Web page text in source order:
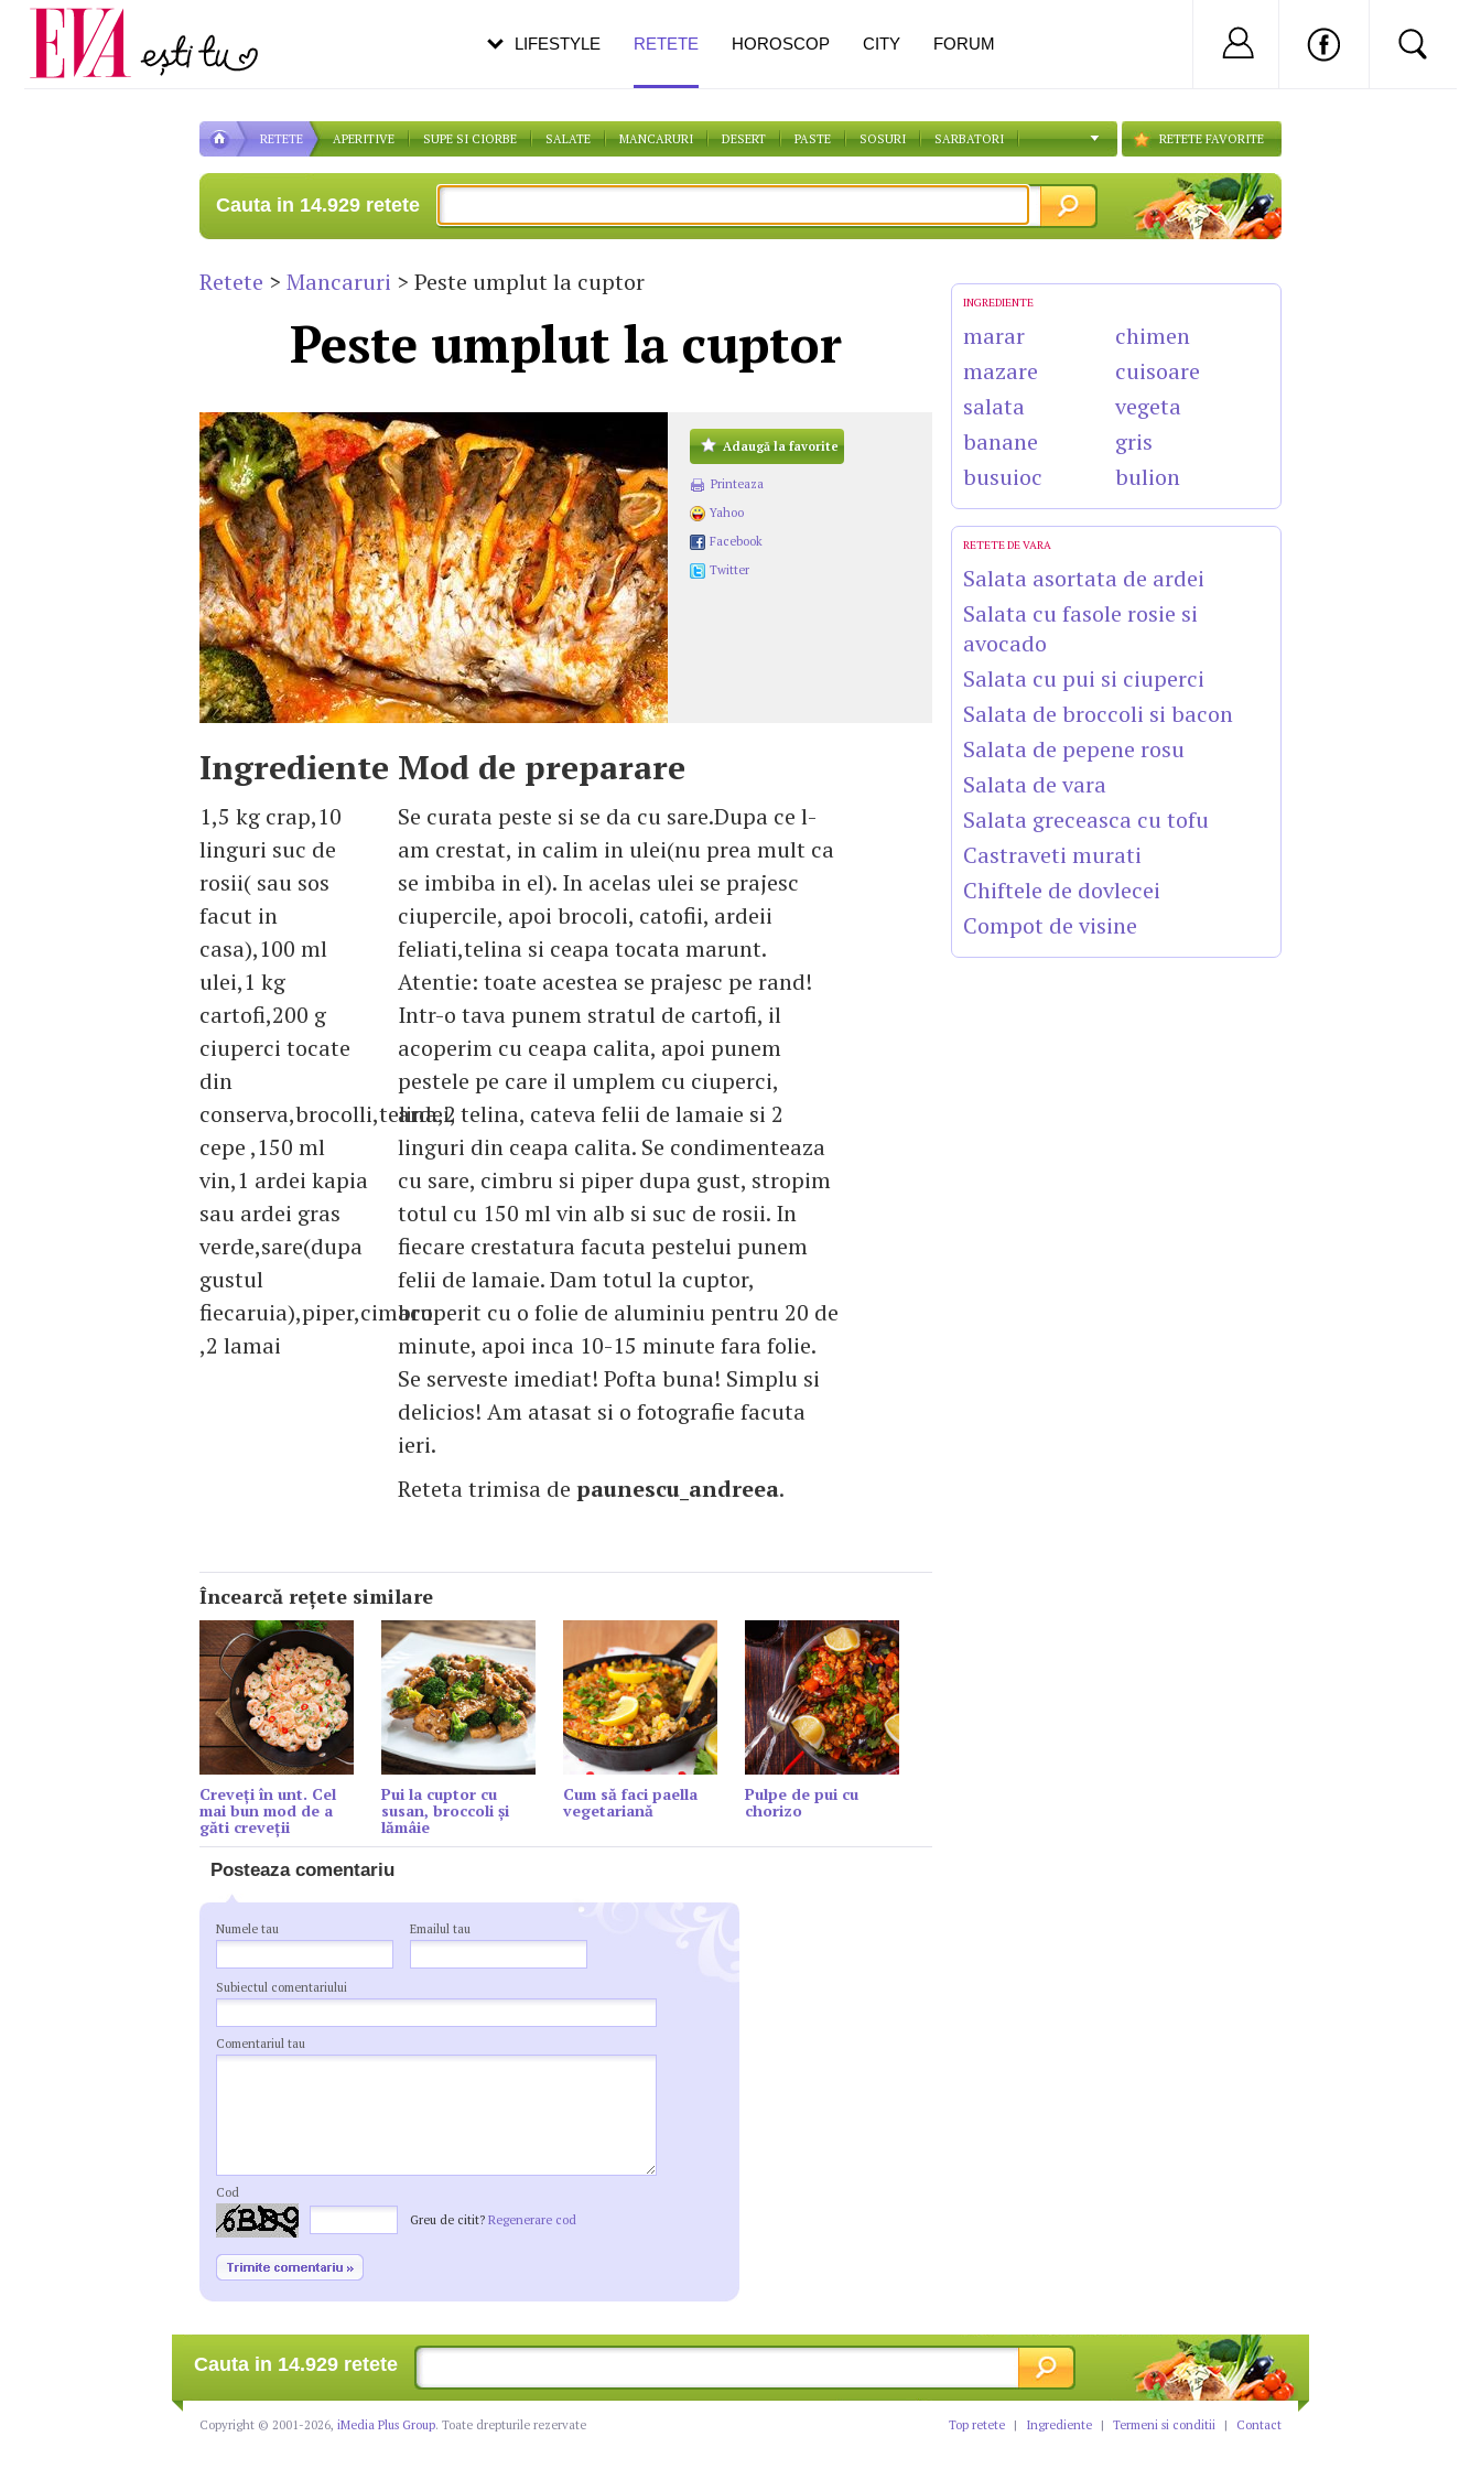
RETETE APERITIVE SUPE SI CIORBE SALATE MANCARURI DESERT PASTE SOSURI SARBATORI RETETE FAVORITE
Cauta in 14.929 retete
Retete > Mancaruri > Peste umplut la cuptor
Peste umplut la cuptor
Adaugă la favorite
Printeaza
Yahoo
Facebook
Twitter
Ingrediente
1,5 kg crap,10
linguri suc de
rosii( sau sos
facut in
casa),100 ml
ulei,1 kg
cartofi,200 g
ciuperci tocate
din
conserva,brocolli,telina,2
cepe ,150 ml
vin,1 ardei kapia
sau ardei gras
verde,sare(dupa
gustul
fiecaruia),piper,cimbru
,2 lamai
Mod de preparare
Se curata peste si se da cu sare.Dupa ce l-
am crestat, in calim in ulei(nu prea mult ca
se imbiba in el). In acelas ulei se prajesc
ciupercile, apoi brocoli, catofii, ardeii
feliati,telina si ceapa tocata marunt.
Atentie: toate acestea se prajesc pe rand!
Intr-o tava punem stratul de cartofi, il
acoperim cu ceapa calita, apoi punem
pestele pe care il umplem cu ciuperci,
ardei, telina, cateva felii de lamaie si 2
linguri din ceapa calita. Se condimenteaza
cu sare, cimbru si piper dupa gust, stropim
totul cu 150 ml vin alb si suc de rosii. In
fiecare crestatura facuta pestelui punem
felii de lamaie. Dam totul la cuptor,
acoperit cu o folie de aluminiu pentru 20 de
minute, apoi inca 10-15 minute fara folie.
Se serveste imediat! Pofta buna! Simplu si
delicios! Am atasat si o fotografie facuta
ieri.
Reteta trimisa de paunescu_andreea.
Încearcă reţete similare
Creveți în unt. Cel
mai bun mod de a
găti creveții
Pui la cuptor cu
susan, broccoli și
lămâie
Cum să faci paella
vegetariană
Pulpe de pui cu
chorizo
Posteaza comentariu
Numele tau Emailul tau
Subiectul comentariului
Comentariul tau
Cod
Greu de citit? Regenerare cod
INGREDIENTE
marar
mazare
salata
banane
busuioc
chimen
cuisoare
vegeta
gris
bulion
RETETE DE VARA
Salata asortata de ardei
Salata cu fasole rosie si
avocado
Salata cu pui si ciuperci
Salata de broccoli si bacon
Salata de pepene rosu
Salata de vara
Salata greceasca cu tofu
Castraveti murati
Chiftele de dovlecei
Compot de visine
Cauta in 14.929 retete
Copyright © 2001-2026, iMedia Plus Group. Toate drepturile rezervate Top retete | Ingrediente | Termeni si conditii | Contact
LIFESTYLE RETETE HOROSCOP CITY FORUM Nu ai cont?
Carieră
Actualitate